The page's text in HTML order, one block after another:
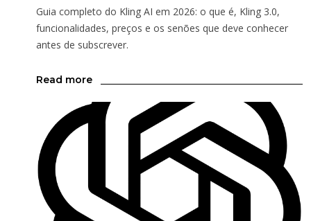
Guia completo do Kling AI em 2026: o que é, Kling 3.0,
funcionalidades, preços e os senões que deve conhecer
antes de subscrever.
Read more